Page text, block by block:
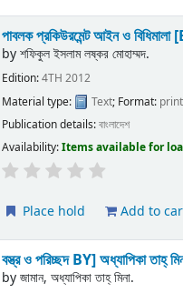
পাবলক প্রকিউরমেন্ট আইন ও বিধিমালা
byশফিকুল ইসলাম লষ্কর মোহাম্মদ.
Edition:4TH 2012
Material type:
Text; Format: print
Publication details:বাংলাদেশ
Availability:Items available for
Place hold Add to
বস্ত্র ও পরিচ্ছদBY] অধ্যাপিকা তাহ্
byজামান, অধ্যাপিকা তাহ্ মিনা.